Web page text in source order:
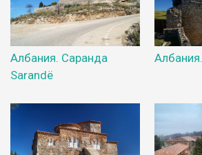
Албания. Саранда
Sarandë